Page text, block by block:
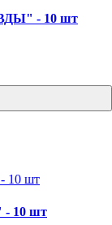
- 10 шт
10 шт